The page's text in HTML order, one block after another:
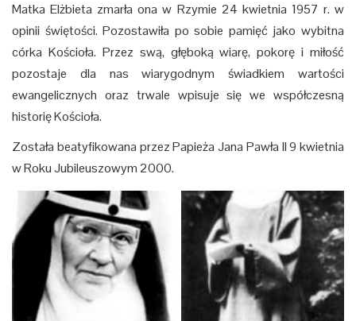
Matka Elżbieta zmarła ona w Rzymie 24 kwietnia 1957 r. w
opinii świętości. Pozostawiła po sobie pamięć jako wybitna
córka Kościoła. Przez swą, głęboką wiarę, pokorę i miłość
pozostaje dla nas wiarygodnym świadkiem wartości
ewangelicznych oraz trwale wpisuje się we współczesną
historię Kościoła.
Została beatyfikowana przez Papieża Jana Pawła II 9 kwietnia
w Roku Jubileuszowym 2000.